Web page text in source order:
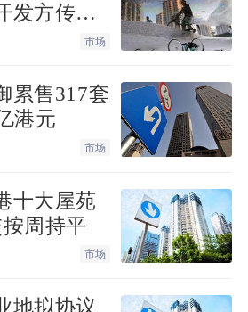
他们的“野心”。在传统的
发方传出
市场
累售317套
港元
市场
十大屋苑
周持平
市场
地拟协议